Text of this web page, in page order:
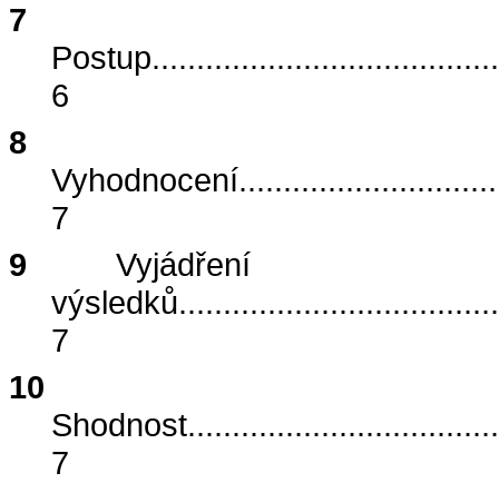
7
Postup
6
8
Vyhodnocení
7
9
Vyjádření
výsledků
7
10
Shodnost
7